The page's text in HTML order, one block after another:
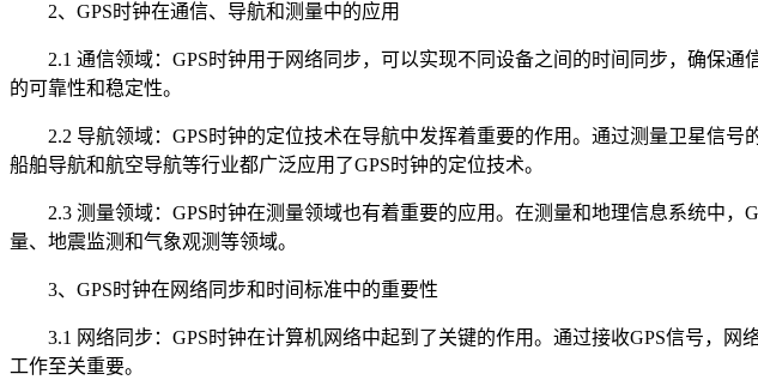
2、GPS时钟在通信、导航和测量中的应用
2.1 通信领域：GPS时钟用于网络同步，可以实现不同设备之间的时间同步，确保通
的可靠性和稳定性。
2.2 导航领域：GPS时钟的定位技术在导航中发挥着重要的作用。通过测量卫星信号
船舶导航和航空导航等行业都广泛应用了GPS时钟的定位技术。
2.3 测量领域：GPS时钟在测量领域也有着重要的应用。在测量和地理信息系统中，
量、地震监测和气象观测等领域。
3、GPS时钟在网络同步和时间标准中的重要性
3.1 网络同步：GPS时钟在计算机网络中起到了关键的作用。通过接收GPS信号，网
工作至关重要。